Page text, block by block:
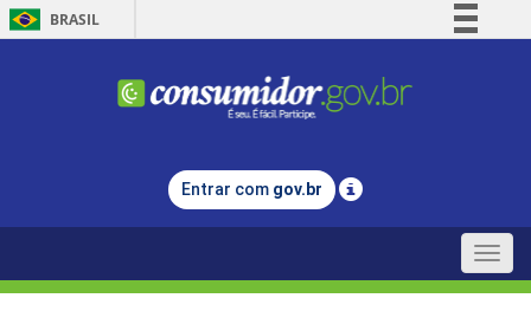
BRASIL
Comunica BR
Legislação
Entrar com gov.br
Toggle